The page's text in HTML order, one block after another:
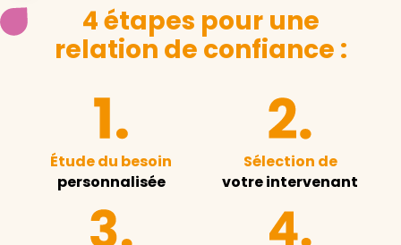
4 étapes pour une
relation de confiance :
Étude du besoin
personnalisée
Sélection de
votre intervenant